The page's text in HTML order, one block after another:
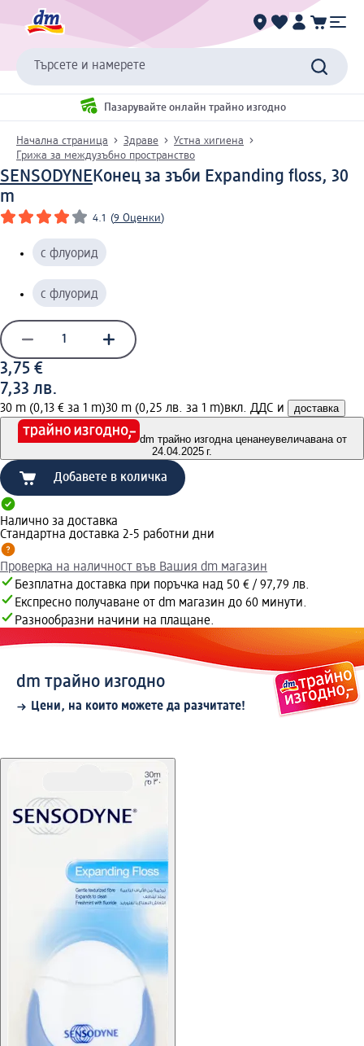
Търсете и намерете
Пазарувайте онлайн трайно изгодно
Начална страница Здраве
Устна хигиена
Грижа за междузъбно пространство
SENSODYNE Конец за зъби Expanding floss, 30
m
4.1 (9 Оценки)
с флуорид
с флуорид
3,75 €
7,33 лв.
30 m (0,13 € за 1 m)30 m (0,25 лв. за 1 m)вкл. ДДС и доставка
dm трайно изгодна ценанеувеличавана от
24.04.2025 г.
Добавете в количка
Налично за доставка
Стандартна доставка 2-5 работни дни
Проверка на наличност във Вашия dm магазин
Безплатна доставка при поръчка над 50 € / 97,79 лв.
Експресно получаване от dm магазин до 60 минути.
Разнообразни начини на плащане.
dm трайно изгодно
Цени, на които можете да разчитате!